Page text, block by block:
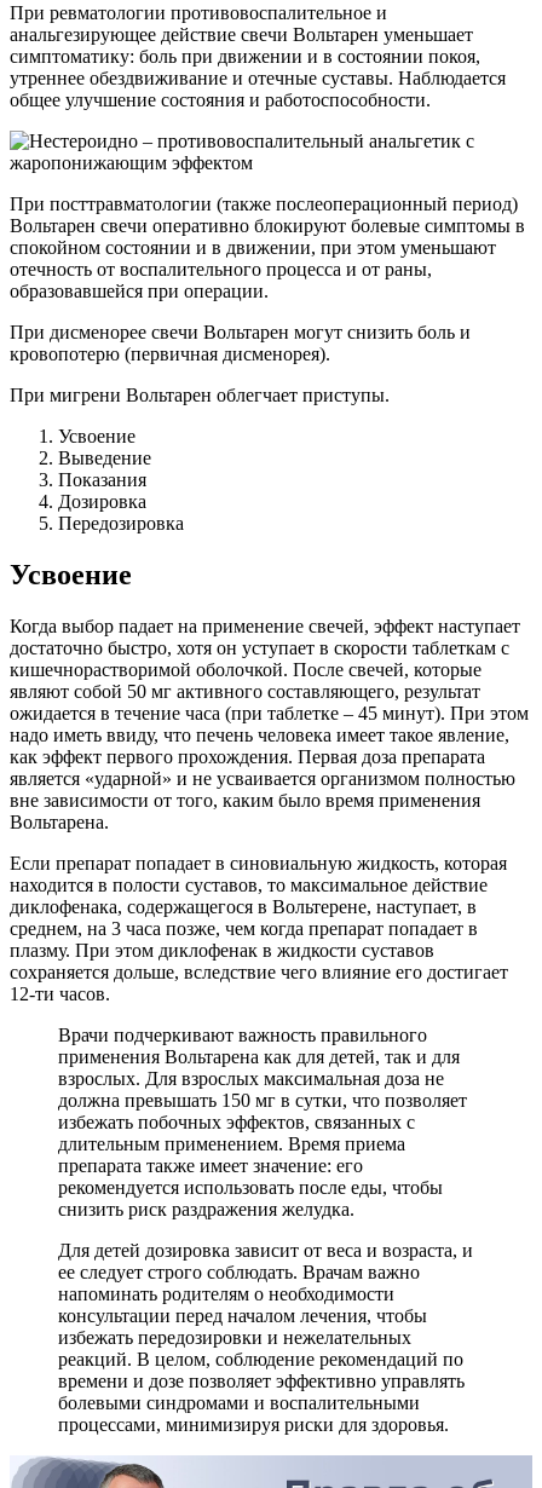
При ревматологии противовоспалительное и
анальгезирующее действие свечи Вольтарен уменьшает
симптоматику: боль при движении и в состоянии покоя,
утреннее обездвиживание и отечные суставы. Наблюдается
общее улучшение состояния и работоспособности.
При посттравматологии (также послеоперационный период)
Вольтарен свечи оперативно блокируют болевые симптомы в
спокойном состоянии и в движении, при этом уменьшают
отечность от воспалительного процесса и от раны,
образовавшейся при операции.
При дисменорее свечи Вольтарен могут снизить боль и
кровопотерю (первичная дисменорея).
При мигрени Вольтарен облегчает приступы.
Усвоение
Выведение
Показания
Дозировка
Передозировка
Усвоение
Когда выбор падает на применение свечей, эффект наступает
достаточно быстро, хотя он уступает в скорости таблеткам с
кишечнорастворимой оболочкой. После свечей, которые
являют собой 50 мг активного составляющего, результат
ожидается в течение часа (при таблетке – 45 минут). При этом
надо иметь ввиду, что печень человека имеет такое явление,
как эффект первого прохождения. Первая доза препарата
является «ударной» и не усваивается организмом полностью
вне зависимости от того, каким было время применения
Вольтарена.
Если препарат попадает в синовиальную жидкость, которая
находится в полости суставов, то максимальное действие
диклофенака, содержащегося в Вольтерене, наступает, в
среднем, на 3 часа позже, чем когда препарат попадает в
плазму. При этом диклофенак в жидкости суставов
сохраняется дольше, вследствие чего влияние его достигает
12-ти часов.
Врачи подчеркивают важность правильного
применения Вольтарена как для детей, так и для
взрослых. Для взрослых максимальная доза не
должна превышать 150 мг в сутки, что позволяет
избежать побочных эффектов, связанных с
длительным применением. Время приема
препарата также имеет значение: его
рекомендуется использовать после еды, чтобы
снизить риск раздражения желудка.
Для детей дозировка зависит от веса и возраста, и
ее следует строго соблюдать. Врачам важно
напоминать родителям о необходимости
консультации перед началом лечения, чтобы
избежать передозировки и нежелательных
реакций. В целом, соблюдение рекомендаций по
времени и дозе позволяет эффективно управлять
болевыми синдромами и воспалительными
процессами, минимизируя риски для здоровья.